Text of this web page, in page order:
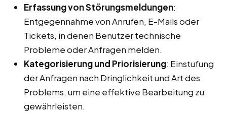
Erfassung von Störungsmeldungen:
Entgegennahme von Anrufen, E-Mails oder
Tickets, in denen Benutzer technische
Probleme oder Anfragen melden.
Kategorisierung und Priorisierung: Einstufung
der Anfragen nach Dringlichkeit und Art des
Problems, um eine effektive Bearbeitung zu
gewährleisten.